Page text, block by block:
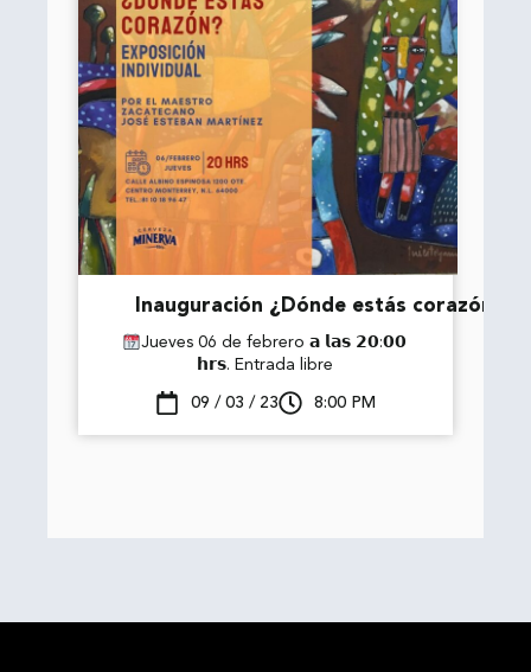
Inauguración ¿Dónde estás corazón?
Jueves 06 de febrero 𝗮 𝗹𝗮𝘀 𝟮𝟬:𝟬𝟬
𝗵𝗿𝘀. Entrada libre
09 / 03 / 23 8:00 PM